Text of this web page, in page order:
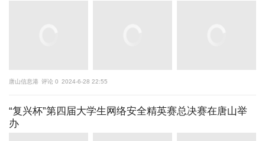
唐山信息港 评论 0 2024-6-28 22:55
“复兴杯”第四届大学生网络安全精英赛总决赛在唐山举
办